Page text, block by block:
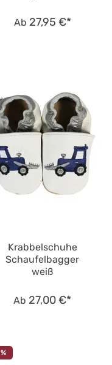
Ab 27,95 €*
Krabbelschuhe
Schaufelbagger
weiß
Ab 27,00 €*
%